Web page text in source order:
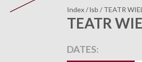
Index/lsb / TEATR
TEATR
DATES: